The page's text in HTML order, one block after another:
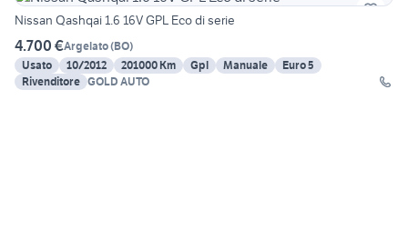
Nissan Qashqai 1.6 16V GPL Eco di serie
4.700 €Argelato(BO)
Usato
10/2012 201000 Km Gpl Manuale
Euro 5
Rivenditore GOLD AUTO